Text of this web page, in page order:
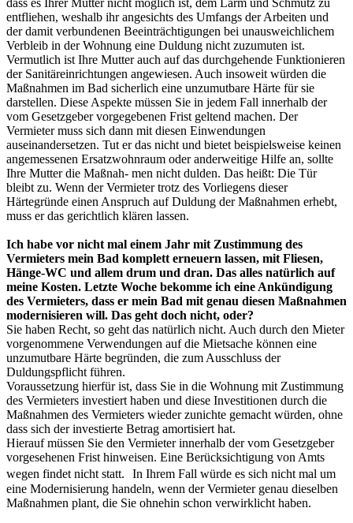
entfliehen, weshalb ihr angesichts des Umfangs der Arbeiten und
der damit verbundenen Beeinträchtigungen bei unausweichlichem
Verbleib in der Wohnung eine Duldung nicht zuzumuten ist.
Vermutlich ist Ihre Mutter auch auf das durchgehende Funktionieren
der Sanitäreinrichtungen angewiesen. Auch insoweit würden die
Maßnahmen im Bad sicherlich eine unzumutbare Härte für sie
darstellen. Diese Aspekte müssen Sie in jedem Fall innerhalb der
vom Gesetzgeber vorgegebenen Frist geltend machen. Der
Vermieter muss sich dann mit diesen Einwendungen
auseinandersetzen. Tut er das nicht und bietet beispielsweise keinen
angemessenen Ersatzwohnraum oder anderweitige Hilfe an, sollte
Ihre Mutter die Maßnah- men nicht dulden. Das heißt: Die Tür
bleibt zu. Wenn der Vermieter trotz des Vorliegens dieser
Härtegründe einen Anspruch auf Duldung der Maßnahmen erhebt,
muss er das gerichtlich klären lassen.
Ich habe vor nicht mal einem Jahr mit Zustimmung des
Vermieters mein Bad komplett erneuern lassen, mit Fliesen,
Hänge-WC und allem drum und dran. Das alles natürlich auf
meine Kosten. Letzte Woche bekomme ich eine Ankündigung
des Vermieters, dass er mein Bad mit genau diesen Maßnahmen
modernisieren will. Das geht doch nicht, oder?
Sie haben Recht, so geht das natürlich nicht. Auch durch den Mieter
vorgenommene Verwendungen auf die Mietsache können eine
unzumutbare Härte begründen, die zum Ausschluss der
Duldungspflicht führen.
Voraussetzung hierfür ist, dass Sie in die Wohnung mit Zustimmung
des Vermieters investiert haben und diese Investitionen durch die
Maßnahmen des Vermieters wieder zunichte gemacht würden, ohne
dass sich der investierte Betrag amortisiert hat.
Hierauf müssen Sie den Vermieter innerhalb der vom Gesetzgeber
vorgesehenen Frist hinweisen. Eine Berücksichtigung von Amts
wegen findet nicht statt. In Ihrem Fall würde es sich nicht mal um
eine Modernisierung handeln, wenn der Vermieter genau dieselben
Maßnahmen plant, die Sie ohnehin schon verwirklicht haben.